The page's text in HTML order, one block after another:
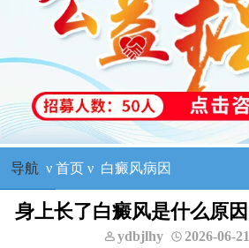
导航 ν 首页ν 白癜风病因
身上长了白癜风是什么原因
ydbjlhy 2026-06-21